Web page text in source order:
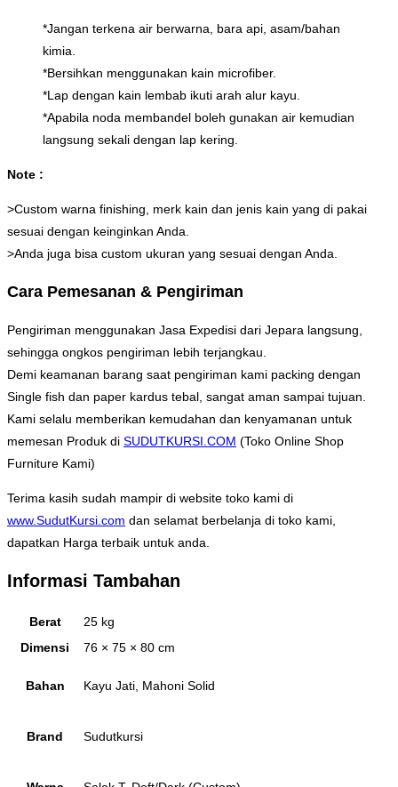
*Jangan terkena air berwarna, bara api, asam/bahan
kimia.
*Bersihkan menggunakan kain microfiber.
*Lap dengan kain lembab ikuti arah alur kayu.
*Apabila noda membandel boleh gunakan air kemudian
langsung sekali dengan lap kering.
Note :
>Custom warna finishing, merk kain dan jenis kain yang di pakai
sesuai dengan keinginkan Anda.
>Anda juga bisa custom ukuran yang sesuai dengan Anda.
Cara Pemesanan & Pengiriman
Pengiriman menggunakan Jasa Expedisi dari Jepara langsung,
sehingga ongkos pengiriman lebih terjangkau.
Demi keamanan barang saat pengiriman kami packing dengan
Single fish dan paper kardus tebal, sangat aman sampai tujuan.
Kami selalu memberikan kemudahan dan kenyamanan untuk
memesan Produk di SUDUTKURSI.COM (Toko Online Shop
Furniture Kami)
Terima kasih sudah mampir di website toko kami di
www.SudutKursi.com dan selamat berbelanja di toko kami,
dapatkan Harga terbaik untuk anda.
Informasi Tambahan
Berat
25 kg
Dimensi
76 × 75 × 80 cm
Bahan Kayu Jati, Mahoni Solid
Brand Sudutkursi